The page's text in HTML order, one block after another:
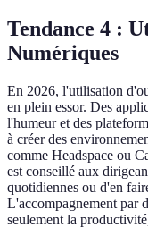
Tendance 4 :
Numériques
En 2026, l'utilisation
en plein essor. Des
l'humeur et des
à créer des
comme Headspace ou
est conseillé aux
quotidiennes ou d'en
L'accompagnement par
seulement la